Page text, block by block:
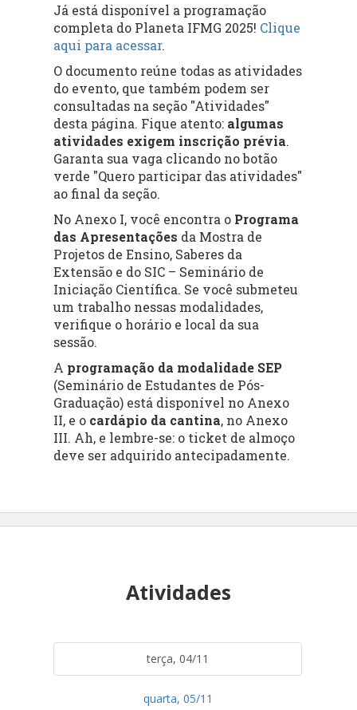
Já está disponível a programação
completa do Planeta IFMG 2025! Clique
aqui para acessar.
O documento reúne todas as atividades
do evento, que também podem ser
consultadas na seção "Atividades"
desta página. Fique atento: algumas
atividades exigem inscrição prévia.
Garanta sua vaga clicando no botão
verde "Quero participar das atividades"
ao final da seção.
No Anexo I, você encontra o Programa
das Apresentações da Mostra de
Projetos de Ensino, Saberes da
Extensão e do SIC – Seminário de
Iniciação Científica. Se você submeteu
um trabalho nessas modalidades,
verifique o horário e local da sua
sessão.
A programação da modalidade SEP
(Seminário de Estudantes de Pós-
Graduação) está disponível no Anexo
II, e o cardápio da cantina, no Anexo
III. Ah, e lembre-se: o ticket de almoço
deve ser adquirido antecipadamente.
Atividades
terça, 04/11
quarta, 05/11